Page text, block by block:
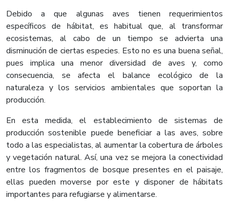
Debido a que algunas aves tienen requerimientos
específicos de hábitat, es habitual que, al transformar
ecosistemas, al cabo de un tiempo se advierta una
disminución de ciertas especies. Esto no es una buena señal,
pues implica una menor diversidad de aves y, como
consecuencia, se afecta el balance ecológico de la
naturaleza y los servicios ambientales que soportan la
producción.
En esta medida, el establecimiento de sistemas de
producción sostenible puede beneficiar a las aves, sobre
todo a las especialistas, al aumentar la cobertura de árboles
y vegetación natural. Así, una vez se mejora la conectividad
entre los fragmentos de bosque presentes en el paisaje,
ellas pueden moverse por este y disponer de hábitats
importantes para refugiarse y alimentarse.